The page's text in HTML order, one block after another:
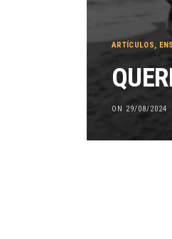
ARTÍCULOS,
ON 29/08/2024